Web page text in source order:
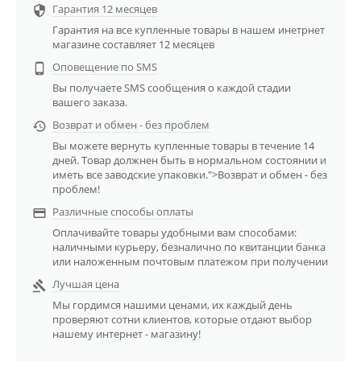
 Гарантия 12 месяцев
Гарантия на все купленные товары в нашем инетрнет
магазине составляет 12 месяцев

Оповещение по SMS
Вы получаете SMS сообщения о каждой стадии
вашего заказа.
 Возврат и обмен - без проблем
Вы можете вернуть купленные товары в течение 14
дней. Товар должнен быть в нормальном состоянии и
иметь все заводские упаковки.">Возврат и обмен - без
проблем!
 Различные способы оплаты
Оплачивайте товары удобными вам способами:
наличными курьеру, безналично по квитанции банка
или наложенным почтовым платежом при получении

Лучшая цена
Мы гордимся нашими ценами, их каждый день
проверяют сотни клиентов, которые отдают выбор
нашему интернет - магазину!